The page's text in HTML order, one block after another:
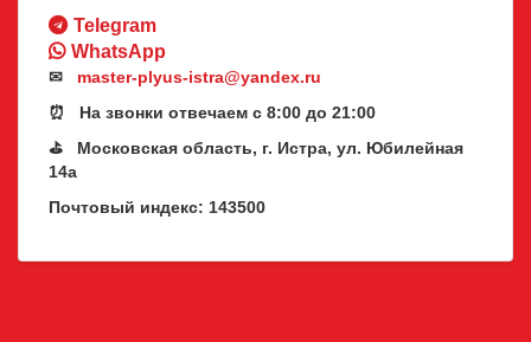
Telegram
WhatsApp
✉ master-plyus-istra@yandex.ru
⏰ На звонки отвечаем с 8:00 до 21:00
⛳ Московская область, г. Истра, ул. Юбилейная
14а
Почтовый индекс: 143500